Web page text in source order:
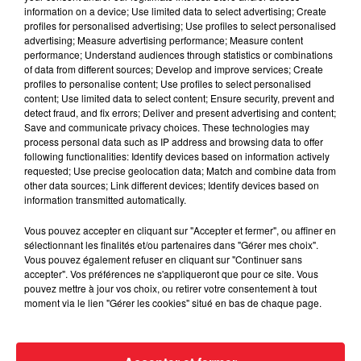
Appuiformation ouverture section coiffure
information on a device; Use limited data to select advertising; Create
profiles for personalised advertising; Use profiles to select personalised
advertising; Measure advertising performance; Measure content
performance; Understand audiences through statistics or combinations
of data from different sources; Develop and improve services; Create
profiles to personalise content; Use profiles to select personalised
content; Use limited data to select content; Ensure security, prevent and
detect fraud, and fix errors; Deliver and present advertising and content;
Save and communicate privacy choices. These technologies may
process personal data such as IP address and browsing data to offer
following functionalities: Identify devices based on information actively
requested; Use precise geolocation data; Match and combine data from
other data sources; Link different devices; Identify devices based on
information transmitted automatically.
Vous pouvez accepter en cliquant sur "Accepter et fermer", ou affiner en
sélectionnant les finalités et/ou partenaires dans "Gérer mes choix".
Vous pouvez également refuser en cliquant sur "Continuer sans
accepter". Vos préférences ne s'appliqueront que pour ce site. Vous
pouvez mettre à jour vos choix, ou retirer votre consentement à tout
moment via le lien "Gérer les cookies" situé en bas de chaque page.